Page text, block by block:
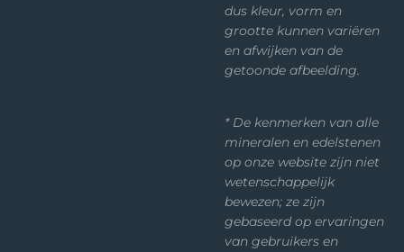
dus kleur, vorm en
grootte kunnen variëren
en afwijken van de
getoonde afbeelding.
* De kenmerken van alle
mineralen en edelstenen
op onze website zijn niet
wetenschappelijk
bewezen; ze zijn
gebaseerd op ervaringen
van gebruikers en